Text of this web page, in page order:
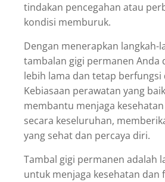
tindakan pencegahan atau
kondisi memburuk.
Dengan menerapkan langkah-
tambalan gigi permanen Anda
lebih lama dan tetap berfungsi
Kebiasaan perawatan yang
membantu menjaga
secara keseluruhan,
yang sehat dan percaya diri.
Tambal gigi permanen adalah
untuk menjaga kesehatan dan